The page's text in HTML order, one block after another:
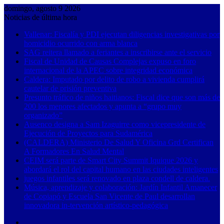
domingo, agosto 9 2026
Noticias de última hora
Vallenar: Fiscalía y PDI ejecutan diligencias investigativas por
homicidio ocurrido con arma blanca
SAG reitera llamado a feriantes a inscribirse ante el servicio
Fiscal de Unidad de Causas Complejas expuso en foro
internacional de la APEC sobre integridad económica
Caldera: Imputado por delito de robo a vivienda cumplirá
cautelar de prisión preventiva
Presunto tráfico de niños haitianos: Fiscal dice que son más de
200 los menores afectados y apunta a “grupo muy
organizado”
Ausenco designa a Sam Izaguirre como vicepresidente de
Ejecución de Proyectos para Sudamérica
(CALDERA) Ministerio De Salud Y Oficina Grd Certifican
A Formadores En Salud Mental
CEIM será parte de Smart City Summit Iquique 2026 y
abordará el rol del capital humano en las ciudades inteligentes
juegos infantiles será renovado en plaza condell de caldera.
Música, aprendizaje y colaboración: Jardín Infantil Amanecer
de Copiapó y Escuela San Vicente de Paul desarrollan
innovadora in-tervención artístico-pedagógica